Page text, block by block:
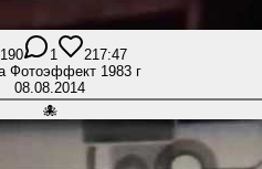
190 1 217:47
Оптика Фотоэффект 1983 г
08.08.2014
🐙